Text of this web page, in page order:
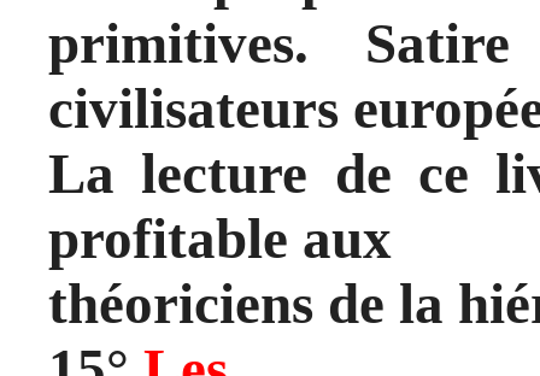
primitives.
civilisateurs
La lecture de ce
profitable aux
théoriciens de la